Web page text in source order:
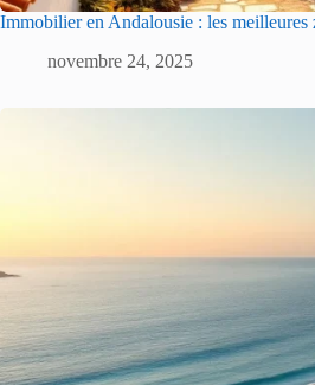
Immobilier en Andalousie : les meilleures
novembre 24, 2025